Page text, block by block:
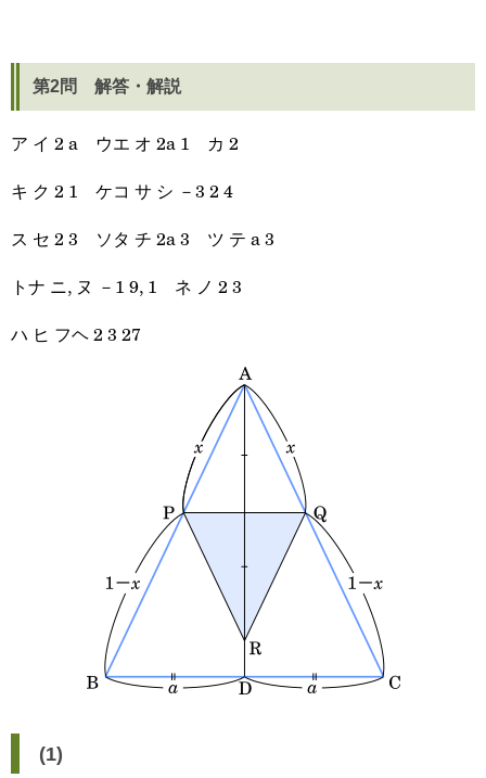
第2問 解答・解説
ア イ 2 a ウエ オ 2a 1 カ 2
キ ク 2 1 ケコ サ シ －3 2 4
ス セ 2 3 ソタ チ 2a 3 ツ テ a 3
トナ ニ, ヌ －1 9, 1 ネ ノ 2 3
ハ ヒ フヘ 2 3 27
(1)